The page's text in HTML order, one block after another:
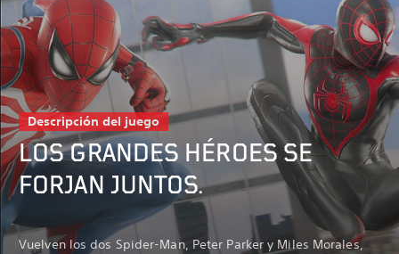
Descripción del juego
LOS GRANDES HÉROES SE
FORJAN JUNTOS.
Vuelven los dos Spider-Man, Peter Parker y Miles Morales,